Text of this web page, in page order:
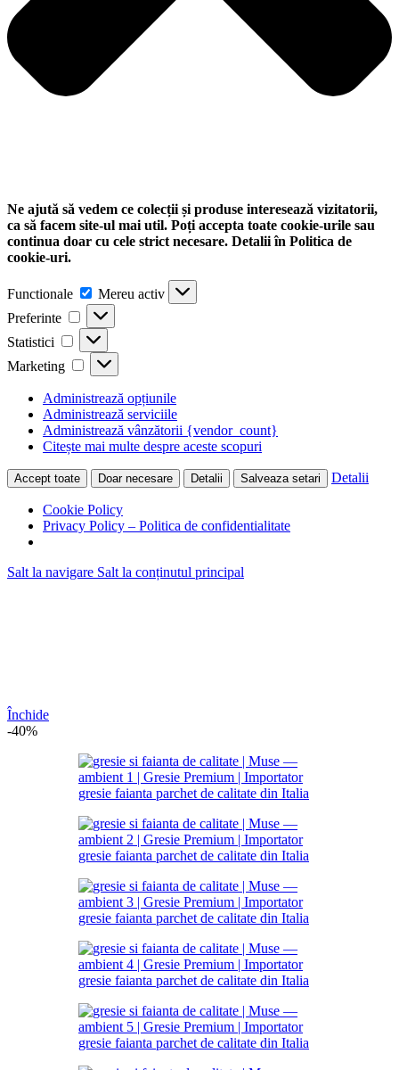
Ne ajută să vedem ce colecții și produse interesează vizitatorii,
ca să facem site-ul mai util. Poți accepta toate cookie-urile sau
continua doar cu cele strict necesare. Detalii în Politica de
cookie-uri.
Functionale Functionale
Mereu activ
Preferinte
Preferinte
Statistici Statistici
Marketing Marketing
Administrează opțiunile
Administrează serviciile
Administrează vânzătorii {vendor_count}
Citește mai multe despre aceste scopuri
Accept toate Doar necesare Detalii Salveaza setari Detalii
Cookie Policy
Privacy Policy – Politica de confidentialitate
Salt la navigare Salt la conținutul principal
Închide
-40%